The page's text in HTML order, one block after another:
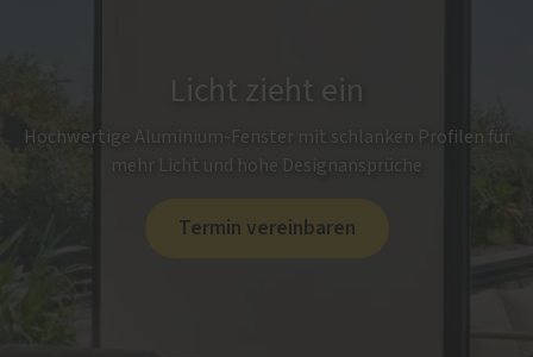
Licht zieht ein
Hochwertige Aluminium-Fenster mit schlanken Profilen für
mehr Licht und hohe Designansprüche
Termin vereinbaren